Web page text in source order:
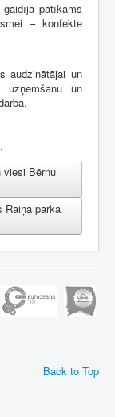
patīkams
– konfekte
un
un
.
viesi Bērnu
parkā
Back to Top